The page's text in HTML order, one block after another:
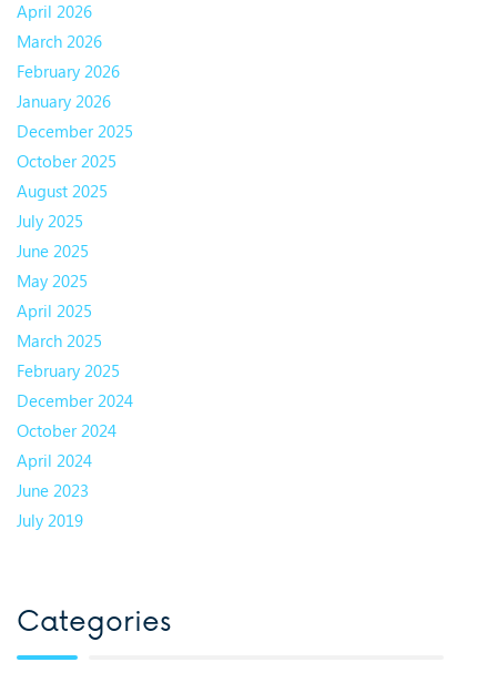
April 2026
March 2026
February 2026
January 2026
December 2025
October 2025
August 2025
July 2025
June 2025
May 2025
April 2025
March 2025
February 2025
December 2024
October 2024
April 2024
June 2023
July 2019
Categories